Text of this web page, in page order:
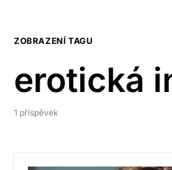
ZOBRAZENÍ TAGU
erotická
1 příspěvek